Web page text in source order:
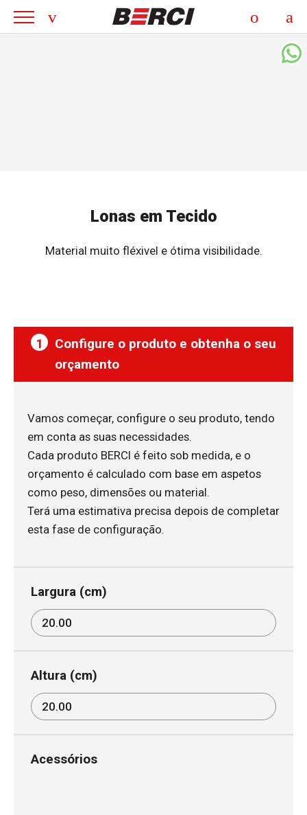
Lonas em Tecido
Material muito fléxivel e ótima visibilidade.
1
Configure o produto e obtenha o seu
orçamento
Vamos começar, configure o seu produto, tendo
em conta as suas necessidades.
Cada produto BERCI é feito sob medida, e o
orçamento é calculado com base em aspetos
como peso, dimensões ou material.
Terá uma estimativa precisa depois de completar
esta fase de configuração.
Largura (cm)
Altura (cm)
Acessórios